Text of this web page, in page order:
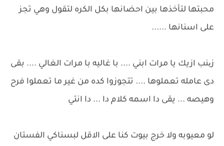
محبتها لتأخذها بين احضانها بكل الكره لتقول وهي تجز
على اسنانها ......
زینب ازيك يا مرات ابني .... با غاليه با مرات الغالي .... بقى
دى عامله تعملوها .... تتجوزوا كده من غير ما تعملوا فرح
وهيصه ... يقى دا اسمه كلام دا ... دا انتي
لو معيوبه ولا خرج بيوت كنا على الاقل لبسناكي الفستان